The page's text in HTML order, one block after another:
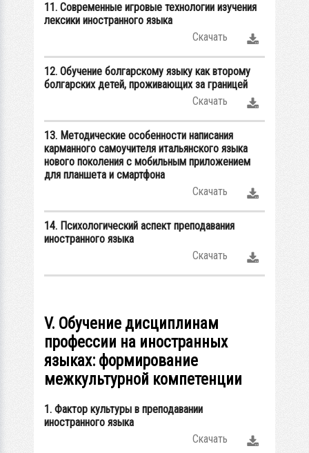
11. Современные игровые технологии изучения
лексики иностранного языка
Скачать
12. Обучение болгарскому языку как второму
болгарских детей, проживающих за границей
Скачать
13. Методические особенности написания
карманного самоучителя итальянского языка
нового поколения с мобильным приложением
для планшета и смартфона
Скачать
14. Психологический аспект преподавания
иностранного языка
Скачать
V. Обучение дисциплинам
профессии на иностранных
языках: формирование
межкультурной компетенции
1. Фактор культуры в преподавании
иностранного языка
Скачать